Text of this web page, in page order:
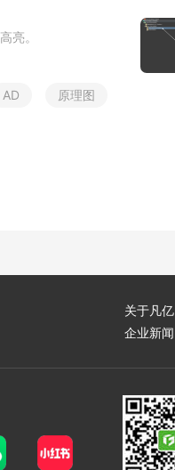
高亮。
AD 原理图
关于凡亿
企业新闻